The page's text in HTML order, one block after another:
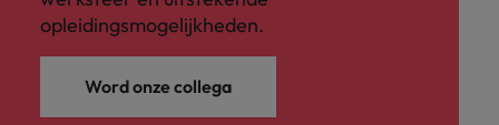
opleidingsmogelijkheden.
Word onze collega